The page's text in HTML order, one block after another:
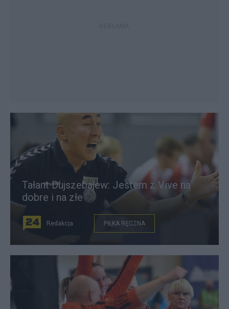
Tałant Dujszebajew: Jestem z Vive na
dobre i na złe
Redakcja PIŁKA RĘCZNA